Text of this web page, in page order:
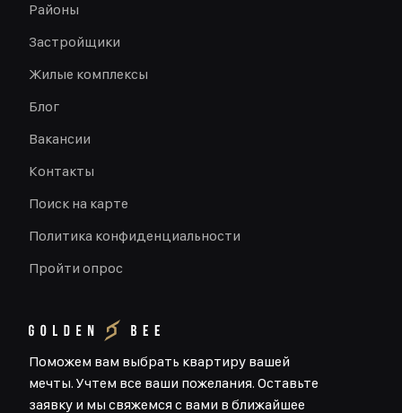
Поможем вам выбрать квартиру вашей
мечты. Учтем все ваши пожелания. Оставьте
заявку и мы свяжемся с вами в ближайшее
Районы
Застройщики
Жилые комплексы
Блог
Вакансии
Контакты
Поиск на карте
Политика конфиденциальности
Пройти опрос